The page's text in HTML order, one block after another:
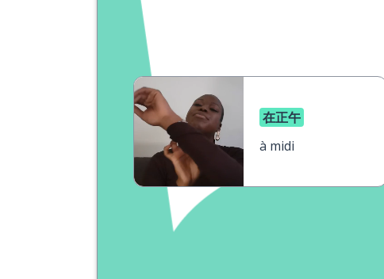
在正午
à midi